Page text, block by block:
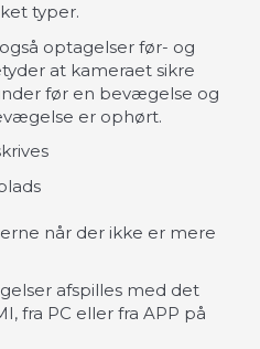
typer.
optagelser før- og
at kameraet sikre
før en bevægelse og
er ophørt.
når der ikke er mere
afspilles med det
fra PC eller fra APP på